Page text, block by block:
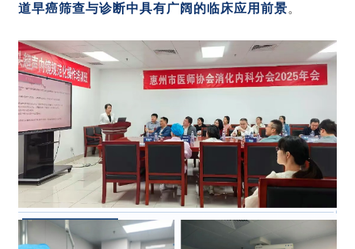
道早癌筛查与诊断中具有广阔的临床应用前景。